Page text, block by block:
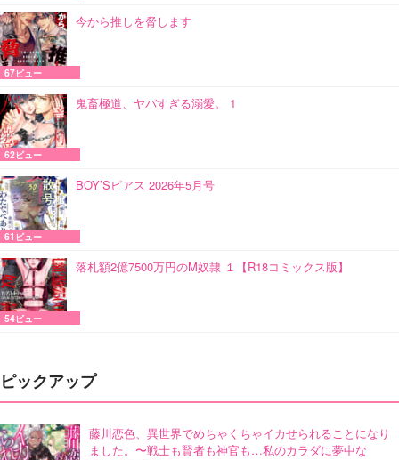
今から推しを脅します
67ビュー
鬼畜極道、ヤバすぎる溺愛。 1
62ビュー
BOY’Sピアス 2026年5月号
61ビュー
落札額2億7500万円のM奴隷 １【R18コミックス版】
54ビュー
ピックアップ
藤川恋色、異世界でめちゃくちゃイカせられることになり
ました。〜戦士も賢者も神官も…私のカラダに夢中な